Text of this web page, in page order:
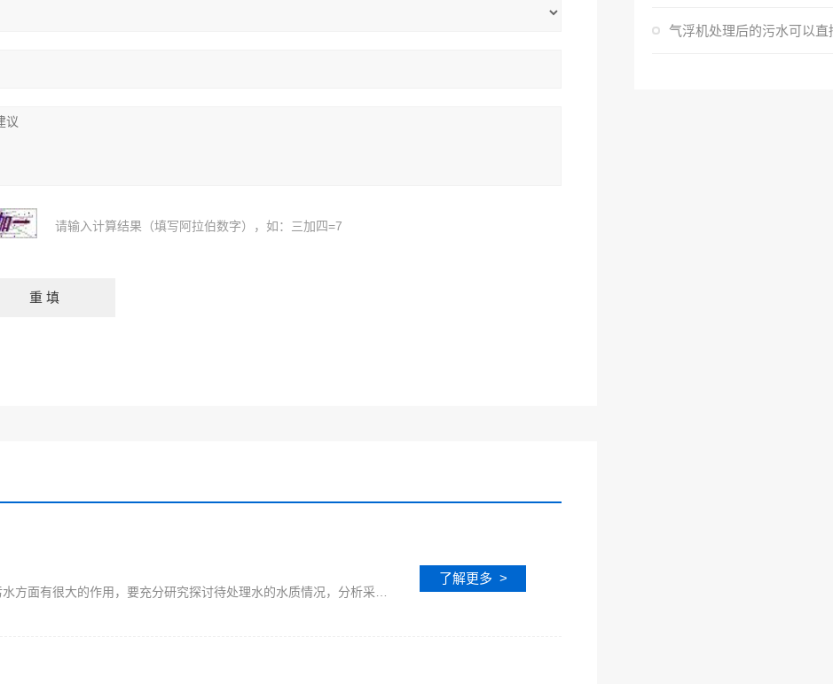
请输入计算结果（填写阿拉伯数字），如：三加四=7
了解更多 >